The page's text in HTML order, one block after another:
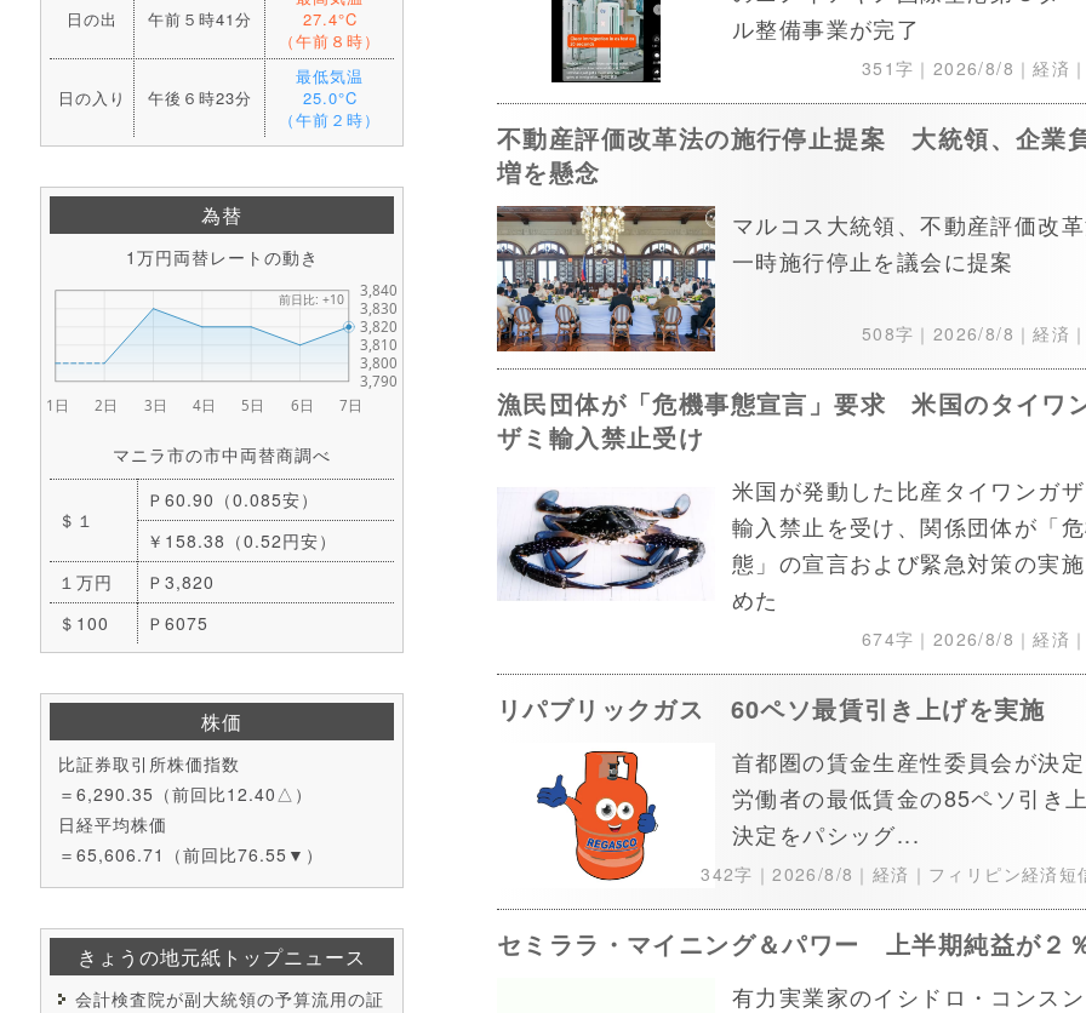
日の出 午前５時41分
27.4°C
（午前８時）
日の入り 午後６時23分
最低気温
25.0°C
（午前２時）
為替
1万円両替レートの動き
マニラ市の市中両替商調べ
＄１
Ｐ60.90（0.085安）
￥158.38（0.52円安）
１万円
Ｐ3,820
＄100
Ｐ6075
株価
比証券取引所株価指数
＝6,290.35（前回比12.40△）
日経平均株価
＝65,606.71（前回比76.55▼）
きょうの地元紙トップニュース
会計検査院が副大統領の予算流用の証
ル整備事業が完了
351字｜ 2026/8/8 ｜経済｜
不動産評価改革法の施行停止提案 大統領、企業
増を懸念
マルコス大統領、不動産評価改
一時施行停止を議会に提案
508字｜ 2026/8/8 ｜経済｜
漁民団体が「危機事態宣言」要求 米国のタイワ
ザミ輸入禁止受け
米国が発動した比産タイワンガ
輸入禁止を受け、関係団体が「
態」の宣言および緊急対策の実
めた
674字｜ 2026/8/8 ｜経済｜
リパブリックガス 60ペソ最賃引き上げを実施
首都圏の賃金生産性委員会が決
労働者の最低賃金の85ペソ引き
決定をパシッグ...
342字｜2026/8/8 ｜経済｜フィリピン経済短
セミララ・マイニング＆パワー 上半期純益が２
有力実業家のイシドロ・コンス